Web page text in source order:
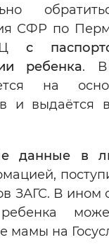
настройки
СФР по
с
ребенка. В
на
и выдаётся
данные в
ЗАГС. В ином
мамы на